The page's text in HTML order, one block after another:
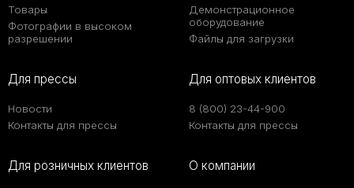
Товары
Фотографии в высоком
разрешении
Демонстрационное
оборудование
Файлы для загрузки
Для прессы
Новости
Контакты для прессы
Для оптовых клиентов
8 (800) 23-44-900
Контакты для прессы
Для розничных клиентов О компании